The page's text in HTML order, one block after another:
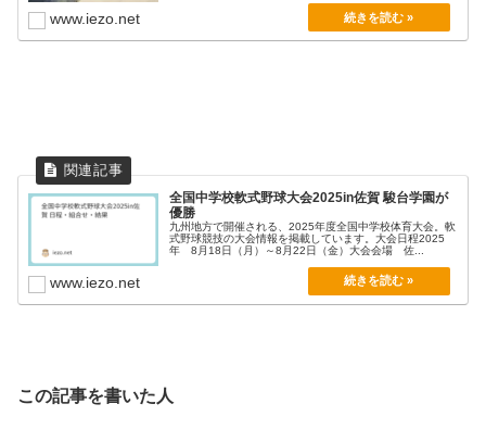
www.iezo.net
全国中学校軟式野球大会2025in佐賀 駿台学園が
優勝
九州地方で開催される、2025年度全国中学校体育大会。軟
式野球競技の大会情報を掲載しています。大会日程2025
年 8月18日（月）～8月22日（金）大会会場 佐...
www.iezo.net
この記事を書いた人